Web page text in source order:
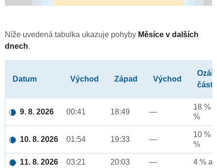
Níže uvedená tabulka ukazuje pohyby Měsíce v dalších
dnech.
Datum Východ Západ Východ
část
9. 8. 2026 00:41 18:49 —
18 %
%
10. 8. 2026 01:54 19:33 —
10 %
%
11. 8. 2026 03:21 20:03 — 4 %